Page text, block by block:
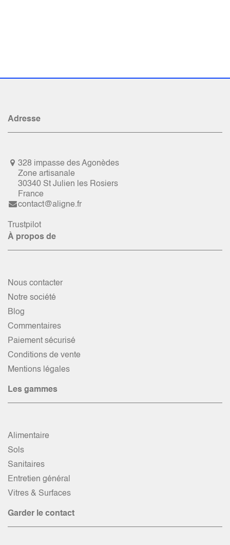
Adresse
328 impasse des Agonèdes
Zone artisanale
30340 St Julien les Rosiers
France
contact@aligne.fr
Trustpilot
À propos de
Nous contacter
Notre société
Blog
Commentaires
Paiement sécurisé
Conditions de vente
Mentions légales
Les gammes
Alimentaire
Sols
Sanitaires
Entretien général
Vitres & Surfaces
Garder le contact